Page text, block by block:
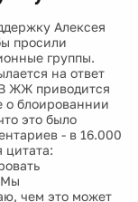
Алексея
просили
группы.
на ответ
ЖЖ приводится
о блоированнии
это было
- в 16.000
цитата:
Мы
чем это может